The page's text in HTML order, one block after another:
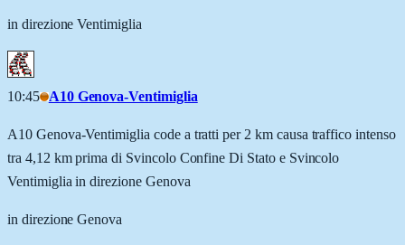
in direzione Ventimiglia
10:45 A10 Genova-Ventimiglia
A10 Genova-Ventimiglia code a tratti per 2 km causa traffico intenso
tra 4,12 km prima di Svincolo Confine Di Stato e Svincolo
Ventimiglia in direzione Genova
in direzione Genova